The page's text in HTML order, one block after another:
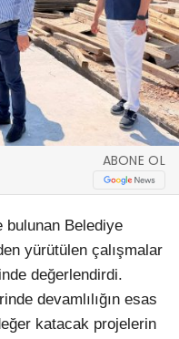
ABONE OL
bulunan Belediye
yürütülen çalışmalar
değerlendirdi.
devamlılığın esas
katacak projelerin